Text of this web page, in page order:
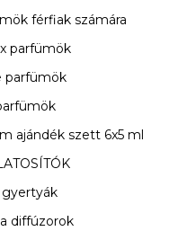
férfiak számára
parfümök
parfümök
ajándék szett 6x5 ml
gyertyák
diffúzorok